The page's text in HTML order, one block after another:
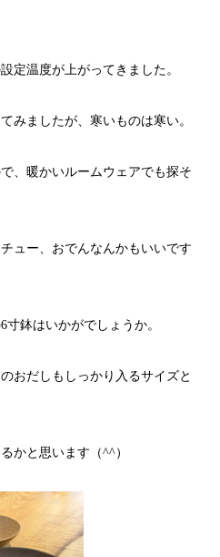
定温度が上がってきました。
みましたが、寒いものは寒い。
、暖かいルームウェアでも探そ
ュー、おでんなんかもいいです
鉢はいかがでしょうか。
おだしもしっかり入るサイズと
かと思います（^^）